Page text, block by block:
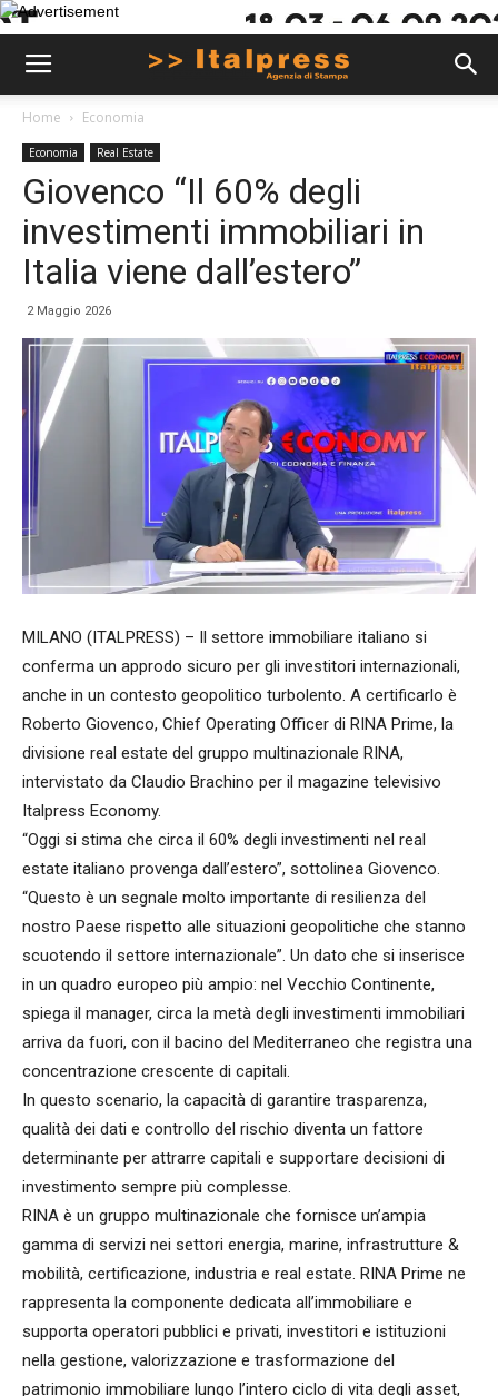
Home Economia
Economia Real Estate
Giovenco “Il 60% degli
investimenti immobiliari in
Italia viene dall’estero”
2 Maggio 2026
MILANO (ITALPRESS) – Il settore immobiliare italiano si
conferma un approdo sicuro per gli investitori internazionali,
anche in un contesto geopolitico turbolento. A certificarlo è
Roberto Giovenco, Chief Operating Officer di RINA Prime, la
divisione real estate del gruppo multinazionale RINA,
intervistato da Claudio Brachino per il magazine televisivo
Italpress Economy.
“Oggi si stima che circa il 60% degli investimenti nel real
estate italiano provenga dall’estero”, sottolinea Giovenco.
“Questo è un segnale molto importante di resilienza del
nostro Paese rispetto alle situazioni geopolitiche che stanno
scuotendo il settore internazionale”. Un dato che si inserisce
in un quadro europeo più ampio: nel Vecchio Continente,
spiega il manager, circa la metà degli investimenti immobiliari
arriva da fuori, con il bacino del Mediterraneo che registra una
concentrazione crescente di capitali.
In questo scenario, la capacità di garantire trasparenza,
qualità dei dati e controllo del rischio diventa un fattore
determinante per attrarre capitali e supportare decisioni di
investimento sempre più complesse.
RINA è un gruppo multinazionale che fornisce un’ampia
gamma di servizi nei settori energia, marine, infrastrutture &
mobilità, certificazione, industria e real estate. RINA Prime ne
rappresenta la componente dedicata all’immobiliare e
supporta operatori pubblici e privati, investitori e istituzioni
nella gestione, valorizzazione e trasformazione del
patrimonio immobiliare lungo l’intero ciclo di vita degli asset,